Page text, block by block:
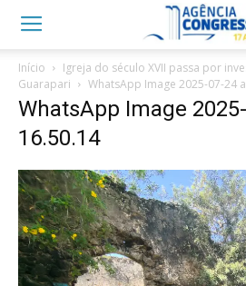
Início
Igreja do século XVII passa por
Guarapari
WhatsApp Image 2025-07-24
WhatsApp Image
16.50.14